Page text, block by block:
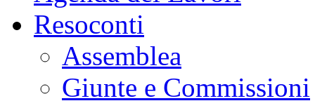
Resoconti
Assemblea
Giunte e Commissioni